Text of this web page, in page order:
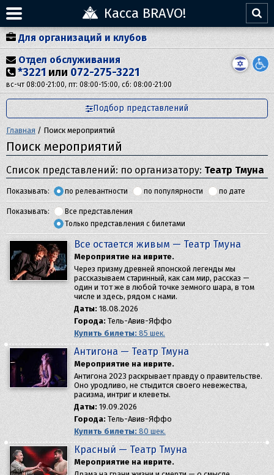
Касса BRAVO!
Для организаций и клубов
Отдел обслуживания
*3221 или 072-275-3221
вс-чт 08:00-21:00, пт: 08:00-15:00, сб: 08:00-21:00
Подбор представлений
Главная / Поиск мероприятий
Поиск мероприятий
Список представлений: по организатору: Театр Тмуна
Показывать: по релевантности по популярности по дате
Показывать:
Все представления
Только представления с билетами
Все остается живым — Театр Тмуна
Мероприятие на иврите.
Через призму древней японской легенды мы
рассказываем старинный, как сам мир, рассказ —
один и тот же в любой точке земного шара, в том
числе и здесь, рядом с нами.
Даты: 18.08.2026
Города: Тель-Авив-Яффо
Купить билеты: 85 шек.
Антигона — Театр Тмуна
Мероприятие на иврите.
Антигона 2023 раскрывает правду о правительстве.
Оно уродливо, не стыдится своего невежества,
расизма, интриг и клеветы.
Даты: 19.09.2026
Города: Тель-Авив-Яффо
Купить билеты: 80 шек.
Красный — Театр Тмуна
Мероприятие на иврите.